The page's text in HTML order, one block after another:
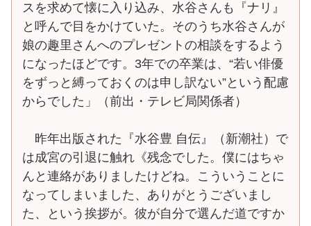
スを求めて懐に入り込み、水谷さんも『ナリ』
と呼んで目をかけていた。そのうち水谷さんが
娘の趣里さんへのプレゼントの相談をするよう
になったほどです。3年での卒業は、“若い俳優
をずっと縛っておくのは申し訳ない”という配慮
からでした」（前出・テレビ局関係者）
昨年出版された『水谷豊 自伝』（新潮社）で
は成宮の引退に触れ《残念でした。僕にはちゃ
んと連絡がありましたけどね。こういうことに
なってしまいました、ありがとうございまし
た、という挨拶が。彼が自分で選んだ道ですか